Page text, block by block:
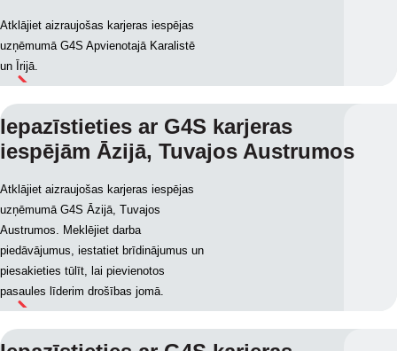
Atklājiet aizraujošas karjeras iespējas
uzņēmumā G4S Apvienotajā Karalistē
un Īrijā.
Iepazīstieties ar G4S karjeras
iespējām Āzijā, Tuvajos Austrumos
Atklājiet aizraujošas karjeras iespējas
uzņēmumā G4S Āzijā, Tuvajos
Austrumos. Meklējiet darba
piedāvājumus, iestatiet brīdinājumus un
piesakieties tūlīt, lai pievienotos
pasaules līderim drošības jomā.